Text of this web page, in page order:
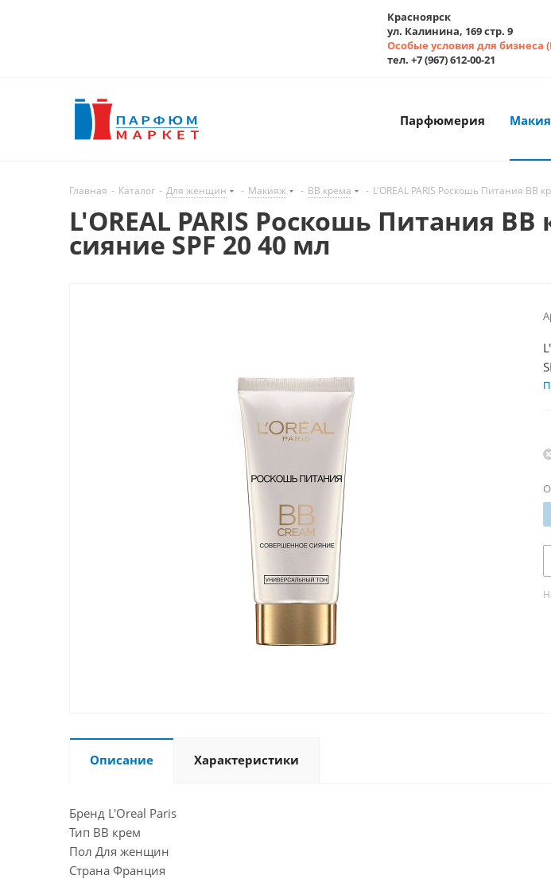
Красноярск
ул. Калинина, 169 стр. 9
Особые условия для бизнеса
тел. +7 (967) 612-00-21
Парфюмерия
Главная - Каталог - Для женщин - Макияж - BB крема - L'OREAL PARIS Роскошь Питания
L'OREAL PARIS Роскошь Питания
сияние SPF 20 40 мл
Описание Характеристики
Бренд L'Oreal Paris
Тип ВВ крем
Пол Для женщин
Страна Франция